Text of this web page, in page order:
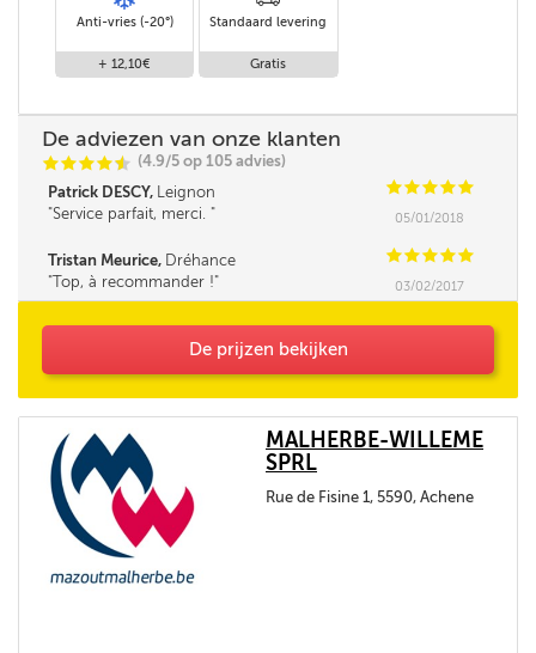
Anti-vries (-20°)
+ 12,10€
Standaard levering
Gratis
De adviezen van onze klanten
CCCCi
@ (4.9/5 op 105 advies)
Patrick DESCY, Leignon CCCCC
Service parfait, merci.
05/01/2018
Tristan Meurice, Dréhance CCCCC
Top, à recommander !
03/02/2017
De prijzen bekijken
MALHERBE-WILLEME
SPRL
Rue de Fisine 1, 5590, Achene